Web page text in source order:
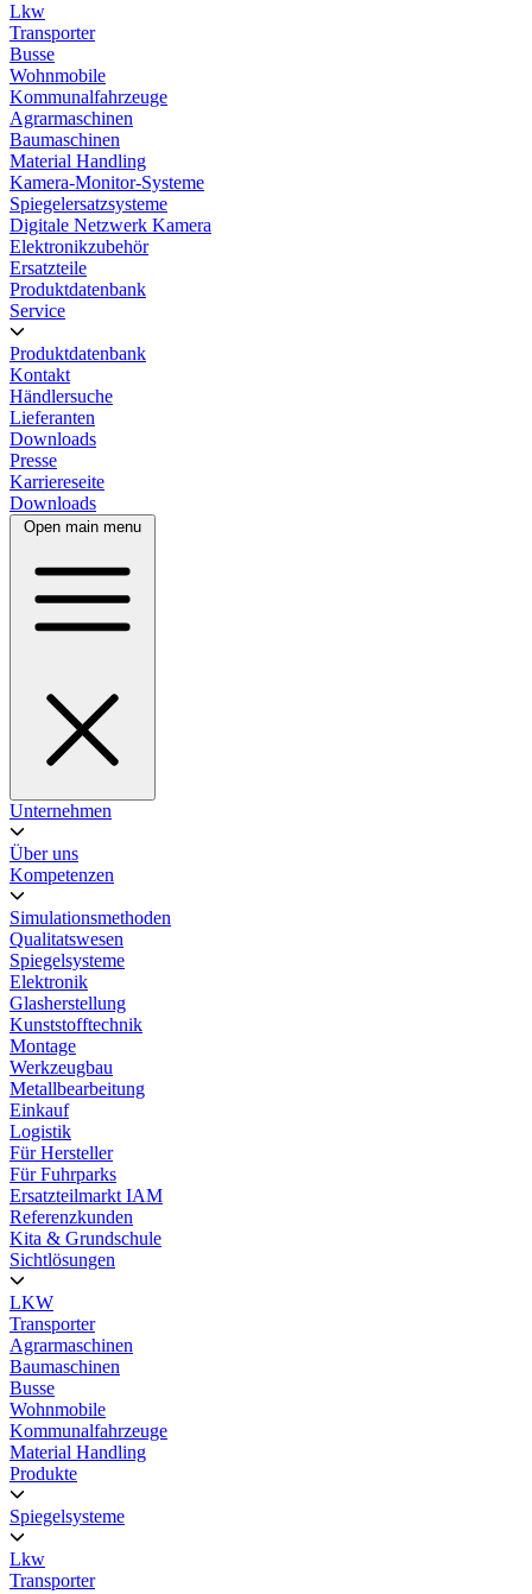
Lkw
Transporter
Busse
Wohnmobile
Kommunalfahrzeuge
Agrarmaschinen
Baumaschinen
Material Handling
Kamera-Monitor-Systeme
Spiegelersatzsysteme
Digitale Netzwerk Kamera
Elektronikzubehör
Ersatzteile
Produktdatenbank
Service
Produktdatenbank
Kontakt
Händlersuche
Lieferanten
Downloads
Presse
Karriereseite
Downloads
Open main menu
Unternehmen
Über uns
Kompetenzen
Simulationsmethoden
Qualitatswesen
Spiegelsysteme
Elektronik
Glasherstellung
Kunststofftechnik
Montage
Werkzeugbau
Metallbearbeitung
Einkauf
Logistik
Für Hersteller
Für Fuhrparks
Ersatzteilmarkt IAM
Referenzkunden
Kita & Grundschule
Sichtlösungen
LKW
Transporter
Agrarmaschinen
Baumaschinen
Busse
Wohnmobile
Kommunalfahrzeuge
Material Handling
Produkte
Spiegelsysteme
Lkw
Transporter